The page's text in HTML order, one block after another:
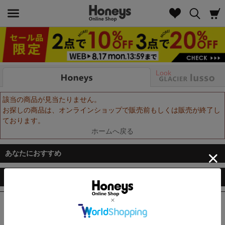
Look
該当の商品が見当たりません。
お探しの商品は、オンラインショップで販売前もしくは販売が終了し
ております。
ホームへ戻る
あなたにおすすめ